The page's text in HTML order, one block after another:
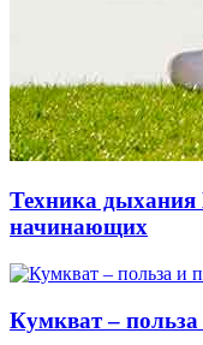
Техника
начинающих
Кумкват – польза